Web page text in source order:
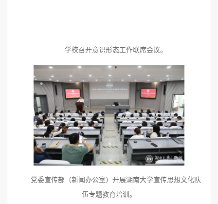
学校召开意识形态工作联席会议。
党委宣传部（新闻办公室）开展湖南大学宣传思想文化队
伍专题教育培训。